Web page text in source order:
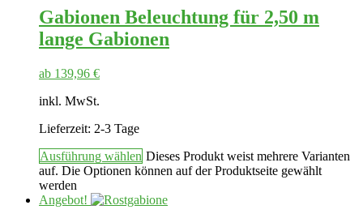
Gabionen Beleuchtung für 2,50 m
lange Gabionen
ab 139,96 €
inkl. MwSt.
Lieferzeit: 2-3 Tage
Ausführung wählen Dieses Produkt weist mehrere Varianten
auf. Die Optionen können auf der Produktseite gewählt
werden
Angebot!